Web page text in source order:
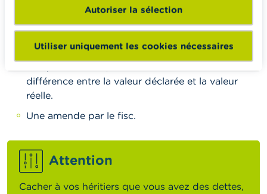
Autoriser la sélection
Utiliser uniquement les cookies nécessaires
patrimoine du défunt dans la déclaration de
succession. Dans le cas d’une sous-évaluation, les
héritiers se verront infliger :
Le paiement de droits de succession
différence entre la valeur déclarée et la valeur
réelle.
Une amende par le fisc.
Attention
Cacher à vos héritiers que vous avez des dettes,